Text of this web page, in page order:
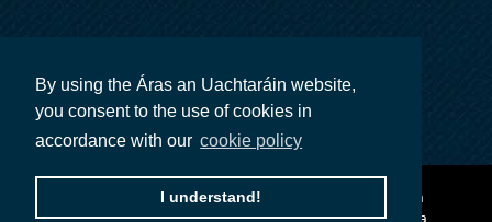
By using the Áras an Uachtaráin website,
you consent to the use of cookies in
accordance with our cookie policy
I understand!
An tUachtarán Twitter
An tUachtarán Instagram
An tUachtarán Facebook
An tUachtarán
Ráiteas inrochtaineachta
Téarmaí agus Coinníollacha